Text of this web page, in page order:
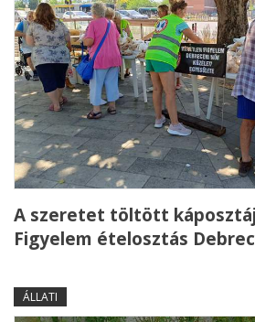
A szeretet töltött
Figyelem ételosztás
ÁLLATI